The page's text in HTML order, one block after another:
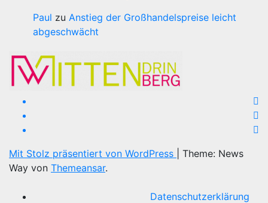
Paul zu Anstieg der Großhandelspreise leicht
abgeschwächt
Mit Stolz präsentiert von WordPress
Theme: News
Way von Themeansar.
Datenschutzerklärung